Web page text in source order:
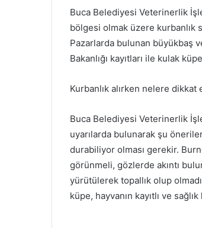
Buca Belediyesi Veterinerlik
bölgesi olmak üzere kurbanlık
Pazarlarda bulunan büyükbaş
Bakanlığı kayıtları ile kulak
Kurbanlık alırken nelere dikkat
Buca Belediyesi Veterinerlik
uyarılarda bulunarak şu
durabiliyor olması gerekir.
görünmeli, gözlerde akıntı
yürütülerek topallık olup
küpe, hayvanın kayıtlı ve